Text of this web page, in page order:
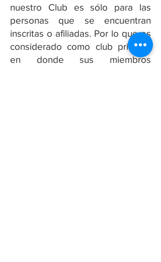
nuestro Club es sólo para las
personas que se encuentran
inscritas o afiliadas. Por lo que es
considerado como club privado,
en donde sus miembros